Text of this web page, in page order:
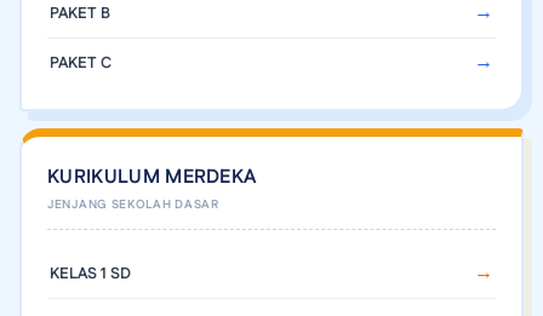
PAKET B
PAKET C
KURIKULUM MERDEKA
KELAS 1 SD